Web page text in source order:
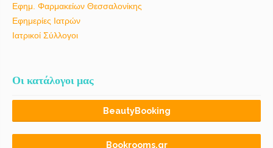
Εφημ. Φαρμακείων Θεσσαλονίκης
Εφημερίες Ιατρών
Ιατρικοί Σύλλογοι
Οι κατάλογοι μας
BeautyBooking
Bookrooms.gr